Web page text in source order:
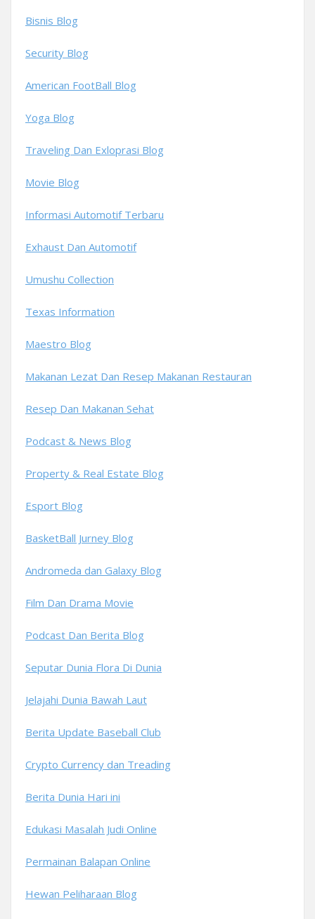
Bisnis Blog
Security Blog
American FootBall Blog
Yoga Blog
Traveling Dan Exloprasi Blog
Movie Blog
Informasi Automotif Terbaru
Exhaust Dan Automotif
Umushu Collection
Texas Information
Maestro Blog
Makanan Lezat Dan Resep Makanan Restauran
Resep Dan Makanan Sehat
Podcast & News Blog
Property & Real Estate Blog
Esport Blog
BasketBall Jurney Blog
Andromeda dan Galaxy Blog
Film Dan Drama Movie
Podcast Dan Berita Blog
Seputar Dunia Flora Di Dunia
Jelajahi Dunia Bawah Laut
Berita Update Baseball Club
Crypto Currency dan Treading
Berita Dunia Hari ini
Edukasi Masalah Judi Online
Permainan Balapan Online
Hewan Peliharaan Blog